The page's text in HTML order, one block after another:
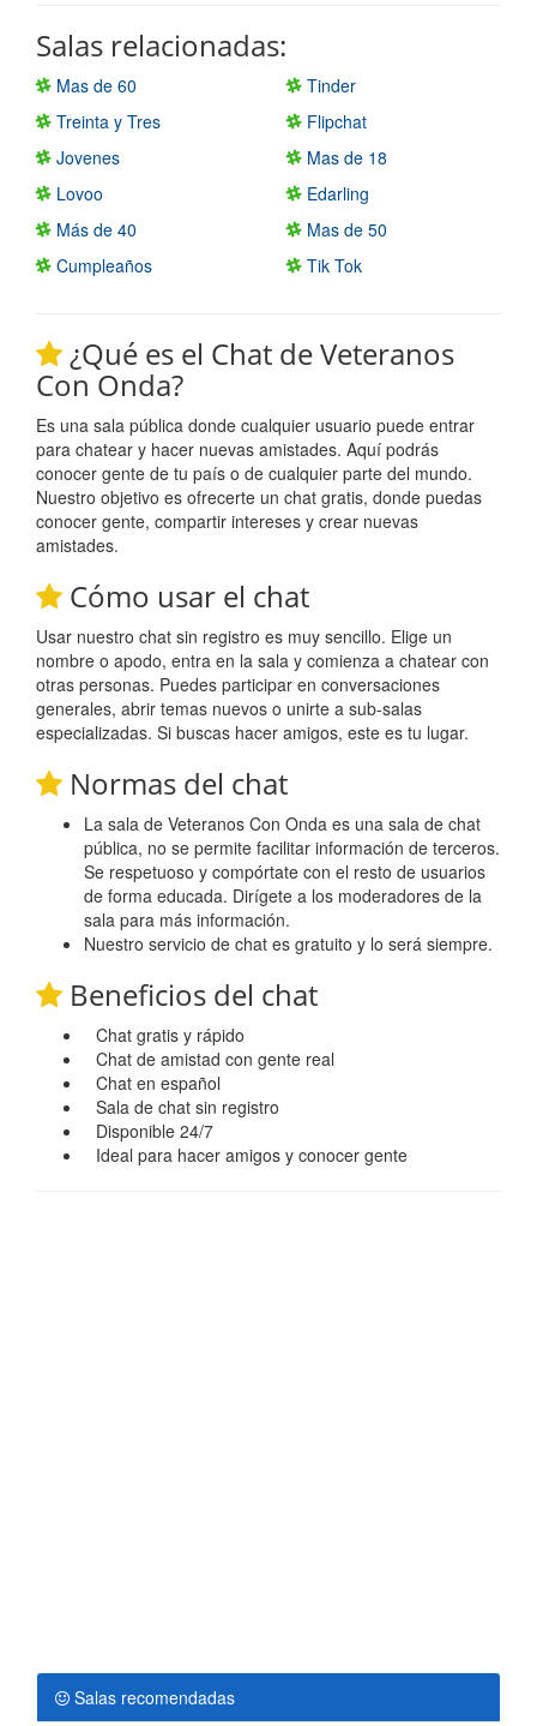
Salas relacionadas:
Mas de 60
Tinder
Treinta y Tres
Flipchat
Jovenes
Mas de 18
Lovoo
Edarling
Más de 40
Mas de 50
Cumpleaños
Tik Tok
¿Qué es el Chat de Veteranos
Con Onda?
Es una sala pública donde cualquier usuario puede entrar
para chatear y hacer nuevas amistades. Aquí podrás
conocer gente de tu país o de cualquier parte del mundo.
Nuestro objetivo es ofrecerte un chat gratis, donde puedas
conocer gente, compartir intereses y crear nuevas
amistades.
Cómo usar el chat
Usar nuestro chat sin registro es muy sencillo. Elige un
nombre o apodo, entra en la sala y comienza a chatear con
otras personas. Puedes participar en conversaciones
generales, abrir temas nuevos o unirte a sub-salas
especializadas. Si buscas hacer amigos, este es tu lugar.
Normas del chat
La sala de Veteranos Con Onda es una sala de chat
pública, no se permite facilitar información de terceros.
Se respetuoso y compórtate con el resto de usuarios
de forma educada. Dirígete a los moderadores de la
sala para más información.
Nuestro servicio de chat es gratuito y lo será siempre.
Beneficios del chat
Chat gratis y rápido
Chat de amistad con gente real
Chat en español
Sala de chat sin registro
Disponible 24/7
Ideal para hacer amigos y conocer gente
Salas recomendadas